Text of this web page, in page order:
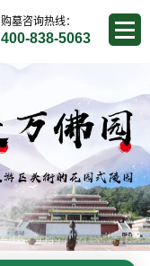
购墓咨询热线：
400-838-5063